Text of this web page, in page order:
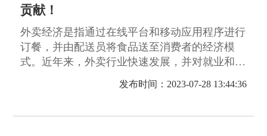
贡献！
外卖经济是指通过在线平台和移动应用程序进行
订餐，并由配送员将食品送至消费者的经济模
式。近年来，外卖行业快速发展，并对就业和经
济发展做出了巨大贡献。
发布时间：2023-07-28 13:44:36